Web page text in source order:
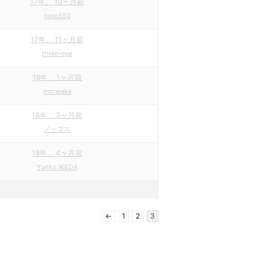
tono550
17年、 11ヶ月前
three-eye
18年、 1ヶ月前
mmwaka
18年、 3ヶ月前
ノッブス
18年、 4ヶ月前
Yuriko IKEDA
← 1 2 3